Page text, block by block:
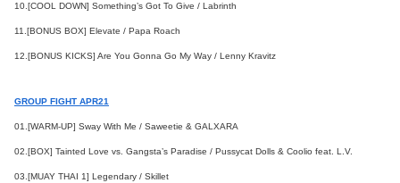
10.[COOL DOWN] Something’s Got To Give / Labrinth
11.[BONUS BOX] Elevate / Papa Roach
12.[BONUS KICKS] Are You Gonna Go My Way / Lenny Kravitz
GROUP FIGHT APR21
01.[WARM-UP] Sway With Me / Saweetie & GALXARA
02.[BOX] Tainted Love vs. Gangsta’s Paradise / Pussycat Dolls & Coolio feat. L.V.
03.[MUAY THAI 1] Legendary / Skillet